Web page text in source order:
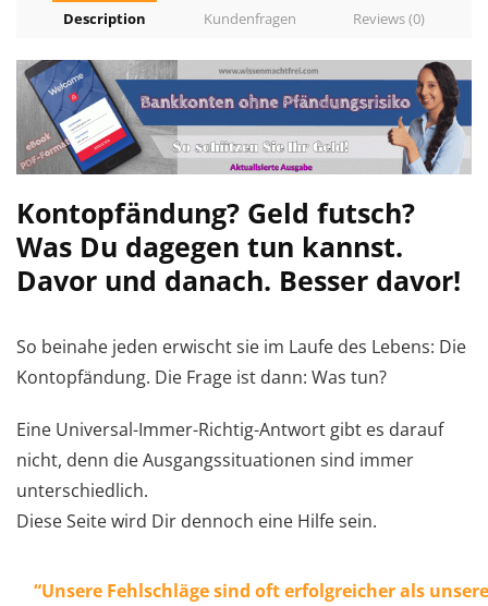
Description Kundenfragen Reviews (0)
Kontopfändung? Geld futsch?
Was Du dagegen tun kannst.
Davor und danach. Besser davor!
So beinahe jeden erwischt sie im Laufe des Lebens: Die
Kontopfändung. Die Frage ist dann: Was tun?
Eine Universal-Immer-Richtig-Antwort gibt es darauf
nicht, denn die Ausgangssituationen sind immer
unterschiedlich.
Diese Seite wird Dir dennoch eine Hilfe sein.
“Unsere Fehlschläge sind oft erfolgreicher als unsere